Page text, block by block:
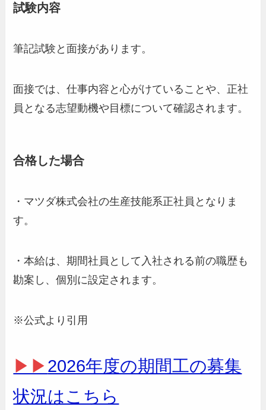
試験内容
筆記試験と面接があります。
面接では、仕事内容と心がけていることや、正社
員となる志望動機や目標について確認されます。
合格した場合
・マツダ株式会社の生産技能系正社員となりま
す。
・本給は、期間社員として入社される前の職歴も
勘案し、個別に設定されます。
※公式より引用
▶▶2026年度の期間工の募集
状況はこちら